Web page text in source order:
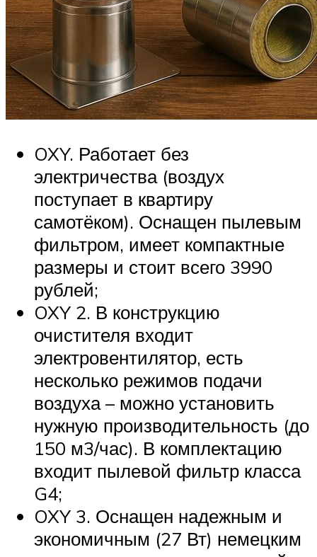
OXY. Работает без
электричества (воздух
поступает в квартиру
самотёком). Оснащен пылевым
фильтром, имеет компактные
размеры и стоит всего 3990
рублей;
OXY 2. В конструкцию
очистителя входит
электровентилятор, есть
несколько режимов подачи
воздуха – можно установить
нужную производительность (до
150 м3/час). В комплектацию
входит пылевой фильтр класса
G4;
OXY 3. Оснащен надежным и
экономичным (27 Вт) немецким